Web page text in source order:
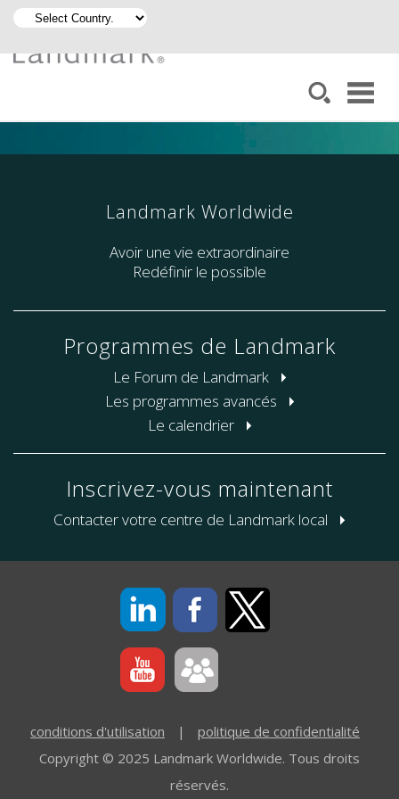
Landmark Worldwide
Avoir une vie extraordinaire
Redéfinir le possible
Programmes de Landmark
Le Forum de Landmark
Les programmes avancés
Le calendrier
Inscrivez-vous maintenant
Contacter votre centre de Landmark local
conditions d'utilisation |
politique de confidentialité
Copyright © 2025 Landmark Worldwide. Tous droits
réservés.